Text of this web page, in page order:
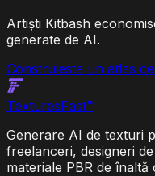
Artiști Kitbash
generate de AI.
Construieste un atlas
TexturesFast™
Generare AI de texturi
freelanceri, designeri
materiale PBR de